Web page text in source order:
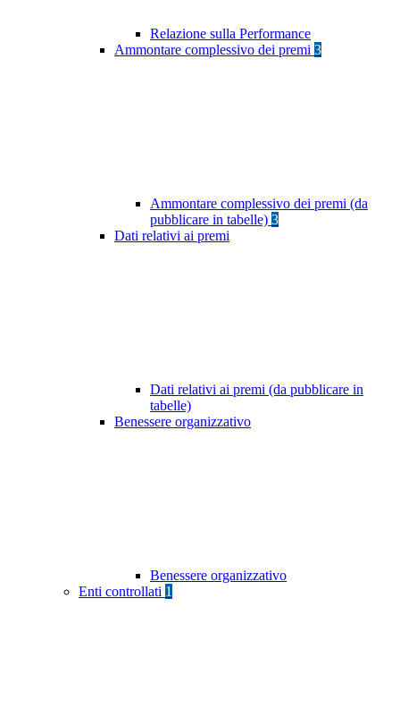
Relazione sulla Performance
Ammontare complessivo dei premi 3
Ammontare complessivo dei premi (da
pubblicare in tabelle) 3
Dati relativi ai premi
Dati relativi ai premi (da pubblicare in
tabelle)
Benessere organizzativo
Benessere organizzativo
Enti controllati 1